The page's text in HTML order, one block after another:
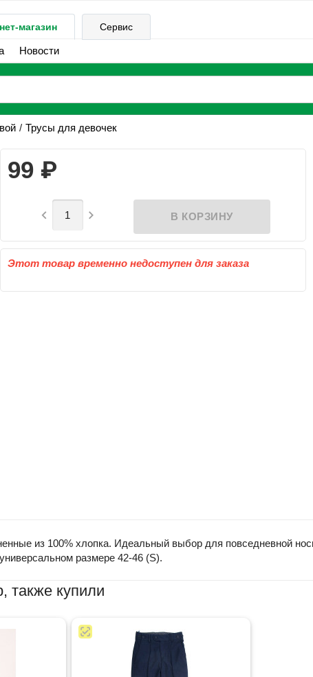
магазин Сервис
Новости
Трусы для девочек
99 ₽
 
Этот товар временно недоступен для заказа
из 100% хлопка. Идеальный выбор для повседневной
размере 42-46 (S).
также купили